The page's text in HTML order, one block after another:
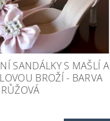
SANDÁLKY S MAŠLÍ A
BROŽÍ - BARVA